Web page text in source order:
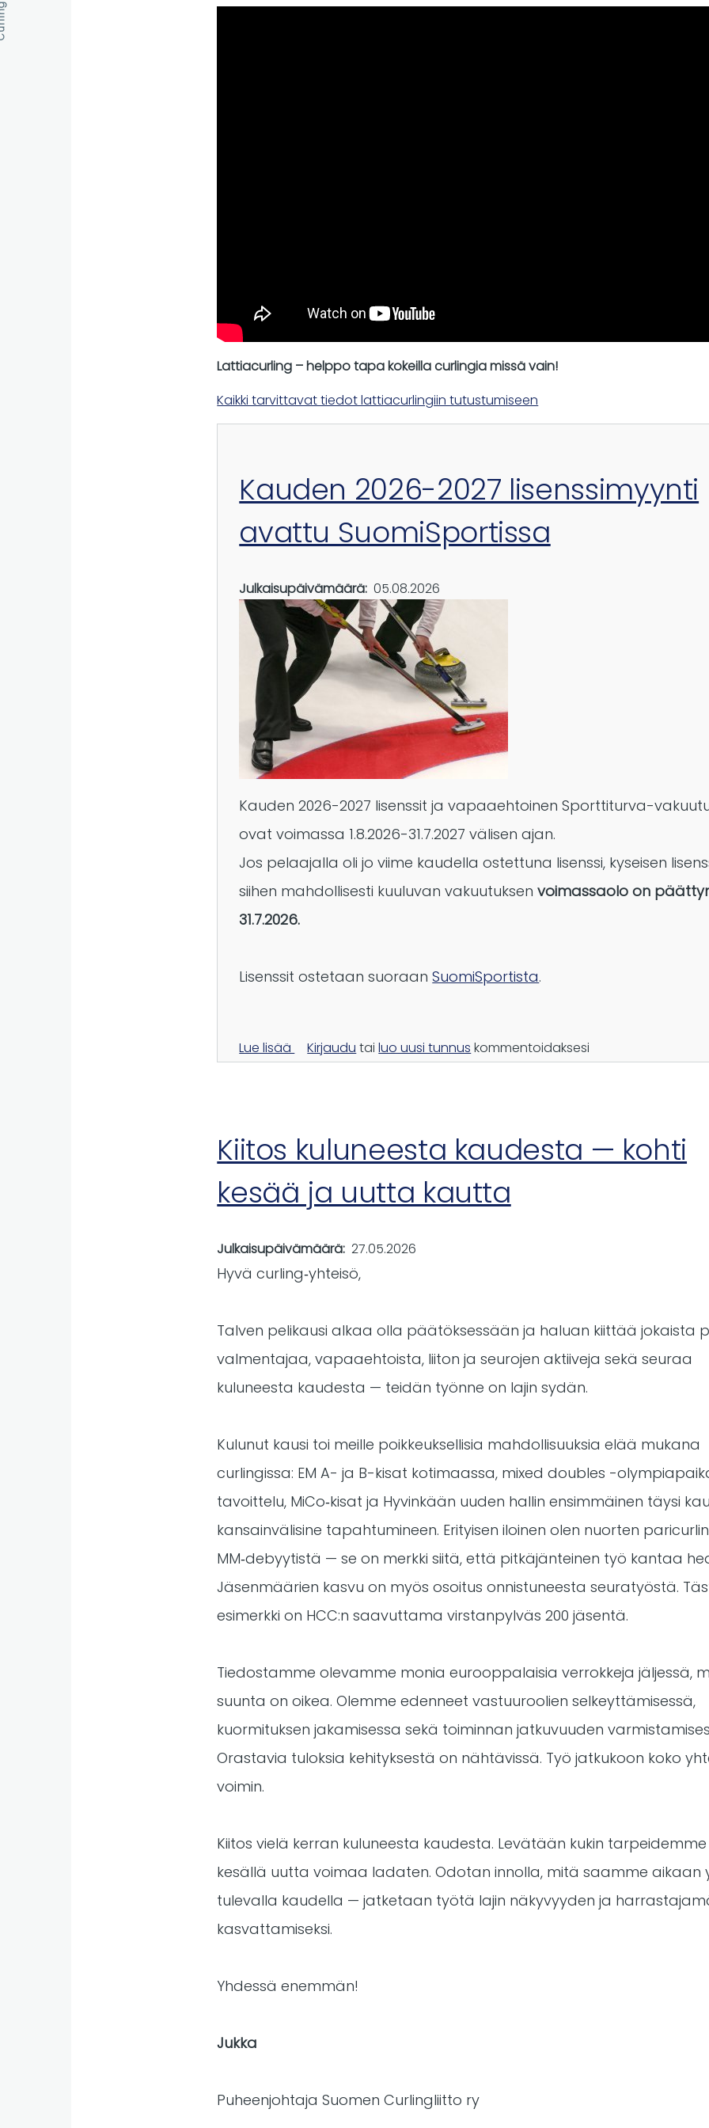
Lattiacurling – helppo tapa kokeilla curlingia missä vain!
Kaikki tarvittavat tiedot lattiacurlingiin tutustumiseen
Kauden 2026-2027 lisenssimyynti
avattu SuomiSportissa
Julkaisupäivämäärä 05.08.2026
Kauden 2026-2027 lisenssit ja vapaaehtoinen Sporttiturva-
ovat voimassa 1.8.2026-31.7.2027 välisen ajan.
Jos pelaajalla oli jo viime kaudella ostettuna lisenssi, kyseisen
siihen mahdollisesti kuuluvan vakuutuksenvoimassaolo on
31.7.2026.
Lisenssit ostetaan suoraanSuomiSportista.
Lue lisää
aiheesta
avattu
Kirjaudu tailuo uusi tunnus kommentoidaksesi
Kiitos kuluneesta kaudesta — kohti
kesää ja uutta kautta
Julkaisupäivämäärä 27.05.2026
Hyvä curling‑yhteisö,
Talven pelikausi alkaa olla päätöksessään ja haluan kiittää jokaista
valmentajaa, vapaaehtoista, liiton ja seurojen aktiiveja sekä seuraa
kuluneesta kaudesta — teidän työnne on lajin sydän.
Kulunut kausi toi meille poikkeuksellisia mahdollisuuksia elää mukana
curlingissa: EM A- ja B-kisat kotimaassa, mixed doubles -
tavoittelu, MiCo‑kisat ja Hyvinkään uuden hallin ensimmäinen täysi
kansainvälisine tapahtumineen. Erityisen iloinen olen nuorten
MM‑debyytistä — se on merkki siitä, että pitkäjänteinen työ kantaa
Jäsenmäärien kasvu on myös osoitus onnistuneesta seuratyöstä.
esimerkki on HCC:n saavuttama virstanpylväs 200 jäsentä.
Tiedostamme olevamme monia eurooppalaisia verrokkeja jäljessä,
suunta on oikea. Olemme edenneet vastuuroolien selkeyttämisessä,
kuormituksen jakamisessa sekä toiminnan jatkuvuuden
Orastavia tuloksia kehityksestä on nähtävissä. Työ jatkukoon koko
voimin.
Kiitos vielä kerran kuluneesta kaudesta. Levätään kukin
kesällä uutta voimaa ladaten. Odotan innolla, mitä saamme aikaan
tulevalla kaudella — jatketaan työtä lajin näkyvyyden ja
kasvattamiseksi.
Yhdessä enemmän!
Jukka
Puheenjohtaja Suomen Curlingliitto ry